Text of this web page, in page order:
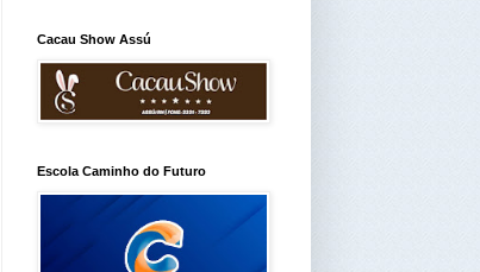
Cacau Show Assú
Escola Caminho do Futuro